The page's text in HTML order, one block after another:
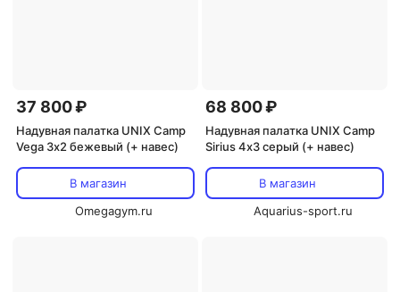
37 800 ₽
Надувная палатка UNIX Camp
Vega 3х2 бежевый (+ навес)
В магазин
Omegagym.ru
68 800 ₽
Надувная палатка UNIX Camp
Sirius 4х3 серый (+ навес)
В магазин
Aquarius-sport.ru